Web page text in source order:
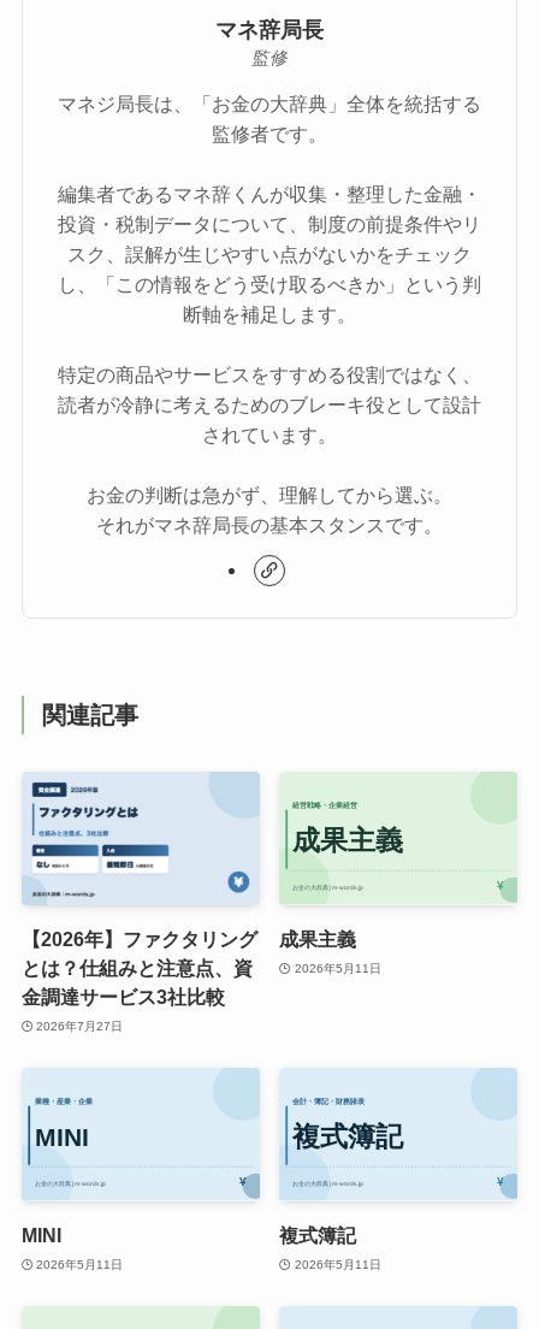
マネ辞局長
監修
マネジ局長は、「お金の大辞典」全体を統括する
監修者です。
編集者であるマネ辞くんが収集・整理した金融・
投資・税制データについて、制度の前提条件やリ
スク、誤解が生じやすい点がないかをチェック
し、「この情報をどう受け取るべきか」という判
断軸を補足します。
特定の商品やサービスをすすめる役割ではなく、
読者が冷静に考えるためのブレーキ役として設計
されています。
お金の判断は急がず、理解してから選ぶ。
それがマネ辞局長の基本スタンスです。
関連記事
【2026年】ファクタリング
とは？仕組みと注意点、資
金調達サービス3社比較
2026年7月27日
成果主義
2026年5月11日
MINI
2026年5月11日
複式簿記
2026年5月11日